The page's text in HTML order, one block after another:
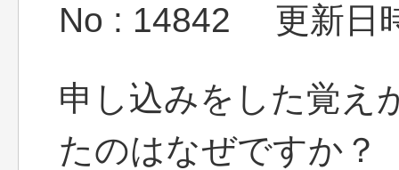
No : 14842
更新日
申し込みをした覚え
たのはなぜですか？